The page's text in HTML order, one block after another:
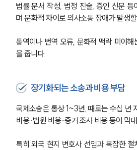
법률 문서 작성, 법정 진술, 증인 신문 등
며 문화적 차이로 의사소통 장애가 발생
통역이나 번역 오류, 문화적 맥락 미이
을 줍니다.
장기화되는 소송과 비용 부담
국제소송은 통상 1~3년, 때로는 수십 년
비용·법원 비용·증거 조사 비용 등이 막
특히 외국 현지 변호사 선임과 복잡한